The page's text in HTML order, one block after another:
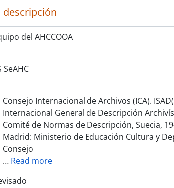
descripción
del AHCCOOA
SeAHC
Consejo Internacional de Archivos (ICA).
Internacional General de Descripción
Comité de Normas de Descripción, Suecia,
Madrid: Ministerio de Educación Cultura y
Consejo
… Read more